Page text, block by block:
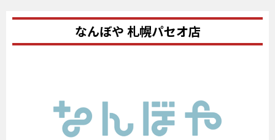
なんぼや 札幌パセオ店